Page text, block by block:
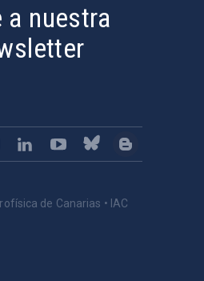
a nuestra
de Canarias • IAC